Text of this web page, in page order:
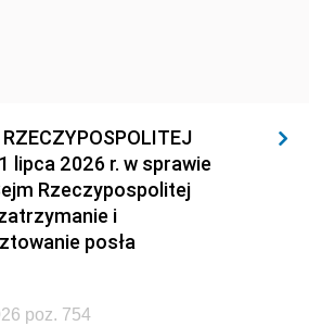
lipca 2026 r. w sprawie
Rzeczypospolitej
i
posła
poz. 754